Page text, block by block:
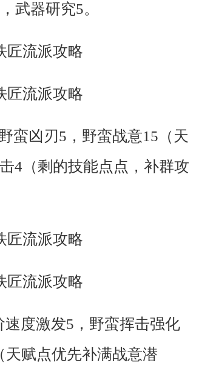
武器研究5。
蛮凶刃5，野蛮战意15（天
4（剩的技能点点，补群攻
度激发5，野蛮挥击强化
天赋点优先补满战意潜